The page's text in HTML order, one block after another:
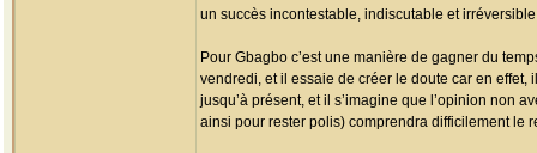
un succès incontestable, indiscutable et
Pour Gbagbo c’est une manière de gagner du
vendredi, et il essaie de créer le doute car en effet,
jusqu’à présent, et il s’imagine que l’opinion non
ainsi pour rester polis) comprendra difficilement le